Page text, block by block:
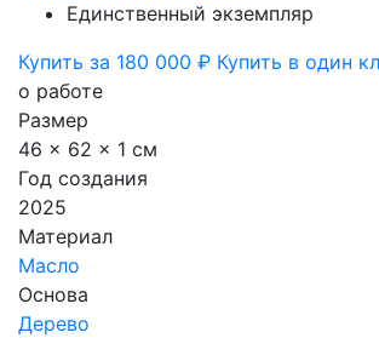
Единственный экземпляр
Купить за 180 000 ₽ Купить в один
о работе
Размер
46 x 62 x 1 см
Год создания
2025
Материал
Масло
Основа
Дерево